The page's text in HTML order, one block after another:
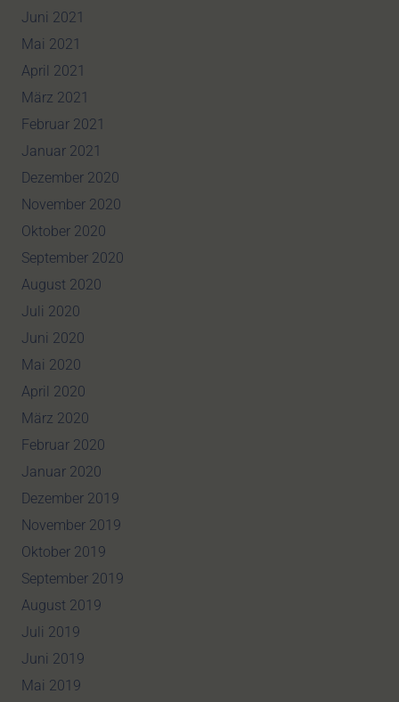
Juni 2021
Mai 2021
April 2021
März 2021
Februar 2021
Januar 2021
Dezember 2020
November 2020
Oktober 2020
September 2020
August 2020
Juli 2020
Juni 2020
Mai 2020
April 2020
März 2020
Februar 2020
Januar 2020
Dezember 2019
November 2019
Oktober 2019
September 2019
August 2019
Juli 2019
Juni 2019
Mai 2019